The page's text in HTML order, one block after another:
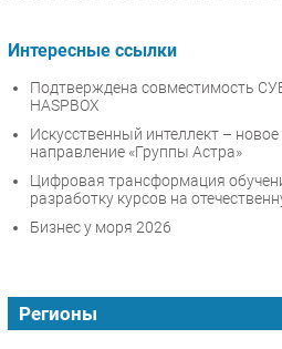
Интересные ссылки
Подтверждена совместимость
HASPBOX
Искусственный интеллект – новое
направление «Группы Астра»
Цифровая трансформация
разработку курсов на
Бизнес у моря 2026
Регионы